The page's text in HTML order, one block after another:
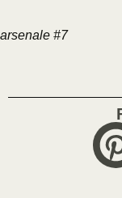
arsenale #7